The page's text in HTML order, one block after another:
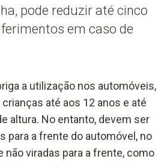
pode reduzir até cinco
em caso de
a utilização nos automóveis,
crianças até aos 12 anos e até
altura. No entanto, devem ser
para a frente do automóvel, no
não viradas para a frente, como